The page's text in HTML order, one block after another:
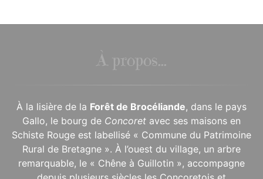
À propos...
À la lisière de la Forêt de Brocéliande, dans le pays
Gallo, le bourg de Concoret avec ses maisons en
Schiste Rouge est labellisé « Commune du Patrimoine
Rural de Bretagne ». À l’ouest du village, un arbre
remarquable, le « Chêne à Guillotin », accompagne